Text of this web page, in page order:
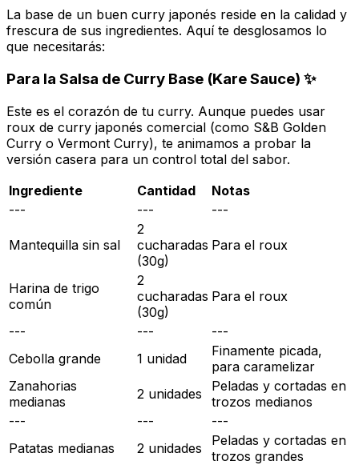
La base de un buen curry japonés reside en la calidad y
frescura de sus ingredientes. Aquí te desglosamos lo
que necesitarás:
Para la Salsa de Curry Base (Kare Sauce) ✨
Este es el corazón de tu curry. Aunque puedes usar
roux de curry japonés comercial (como S&B Golden
Curry o Vermont Curry), te animamos a probar la
versión casera para un control total del sabor.
Ingrediente
Cantidad
Notas
---
--- ---
Mantequilla sin sal
2
cucharadas
(30g)
Para el roux
Harina de trigo
común
2
cucharadas
(30g)
Para el roux
--- ---
---
Cebolla grande
1 unidad
Finamente picada,
para caramelizar
Zanahorias
medianas
2 unidades
Peladas y cortadas en
trozos medianos
---
---
---
Patatas medianas
2 unidades
Peladas y cortadas en
trozos grandes